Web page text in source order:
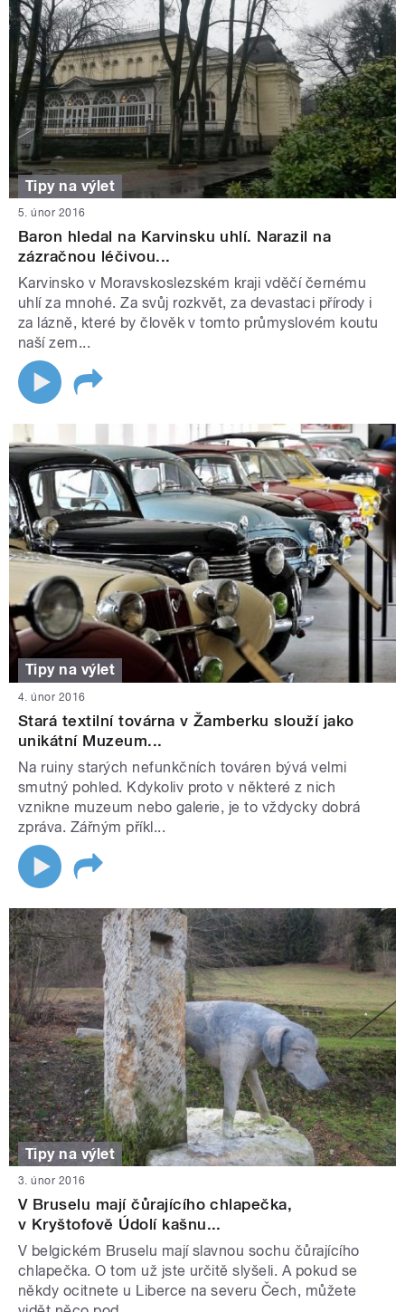
Tipy na výlet
5. únor 2016
Baron hledal na Karvinsku uhlí. Narazil na
zázračnou léčivou...
Karvinsko v Moravskoslezském kraji vděčí černému
uhlí za mnohé. Za svůj rozkvět, za devastaci přírody i
za lázně, které by člověk v tomto průmyslovém koutu
naší zem...
Tipy na výlet
4. únor 2016
Stará textilní továrna v Žamberku slouží jako
unikátní Muzeum...
Na ruiny starých nefunkčních továren bývá velmi
smutný pohled. Kdykoliv proto v některé z nich
vznikne muzeum nebo galerie, je to vždycky dobrá
zpráva. Zářným příkl...
Tipy na výlet
3. únor 2016
V Bruselu mají čůrajícího chlapečka,
v Kryštofově Údolí kašnu...
V belgickém Bruselu mají slavnou sochu čůrajícího
chlapečka. O tom už jste určitě slyšeli. A pokud se
někdy ocitnete u Liberce na severu Čech, můžete